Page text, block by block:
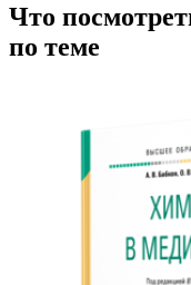
Что
по теме